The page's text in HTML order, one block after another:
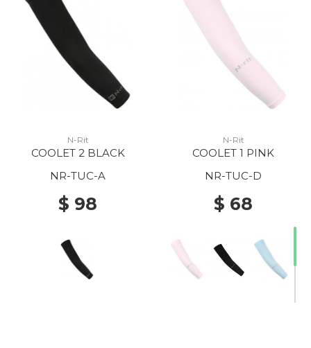
20% Off
N-Rit
COOLET 2 BLACK
NR-TUC-A
$ 98
N-Rit
COOLET 1 PINK
NR-TUC-D
$ 68